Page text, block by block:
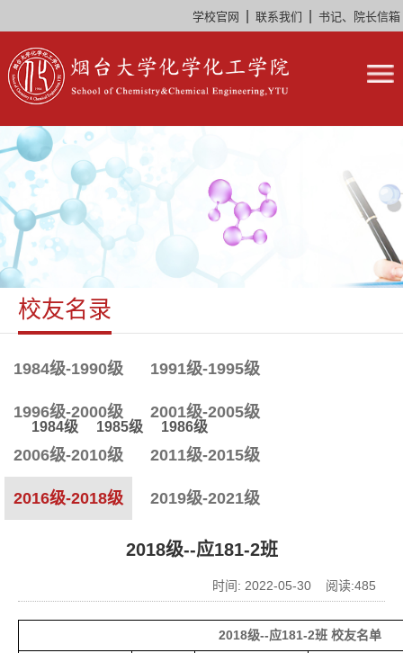
学校官网 联系我们 书记、院长信箱
校友名录
1984级-1990级
1984级 1985级 1986级
1991级-1995级
1996级-2000级 2001级-2005级
2006级-2010级 2011级-2015级
2016级-2018级 2019级-2021级
2018级--应181-2班
时间: 2022-05-30 阅读:485
2018级--应181-2班 校友名单